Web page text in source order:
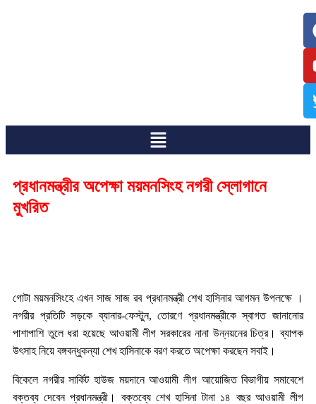
প্রধানমন্ত্রীর অপেক্ষা ময়মনসিংহ নগরী স্লোগানে
মুখরিত
গোটা ময়মনসিংহে এখন সাজ সাজ রব প্রধানমন্ত্রী শেখ হাসিনার আগমন উপলক্ষে ।
নগরীর প্রতিটি সড়কে ব্যানার-ফেস্টুন, তোরণে প্রধানমন্ত্রীকে স্বাগত জানানোর
পাশাপাশি তুলে ধরা হয়েছে আওয়ামী লীগ সরকারের নানা উন্নয়নের চিত্র। ব্যাপক
উৎসাহ নিয়ে বঙ্গবন্ধুকন্যা শেখ হাসিনাকে বরণ করতে অপেক্ষা করছেন সবাই।
বিকেলে নগরীর সার্কিট হাউজ ময়দানে আওয়ামী লীগ আয়োজিত বিভাগীয় সমাবেশে
বক্তব্য দেবেন প্রধানমন্ত্রী। বক্তব্যে শেখ হাসিনা টানা ১৪ বছর আওয়ামী লীগ